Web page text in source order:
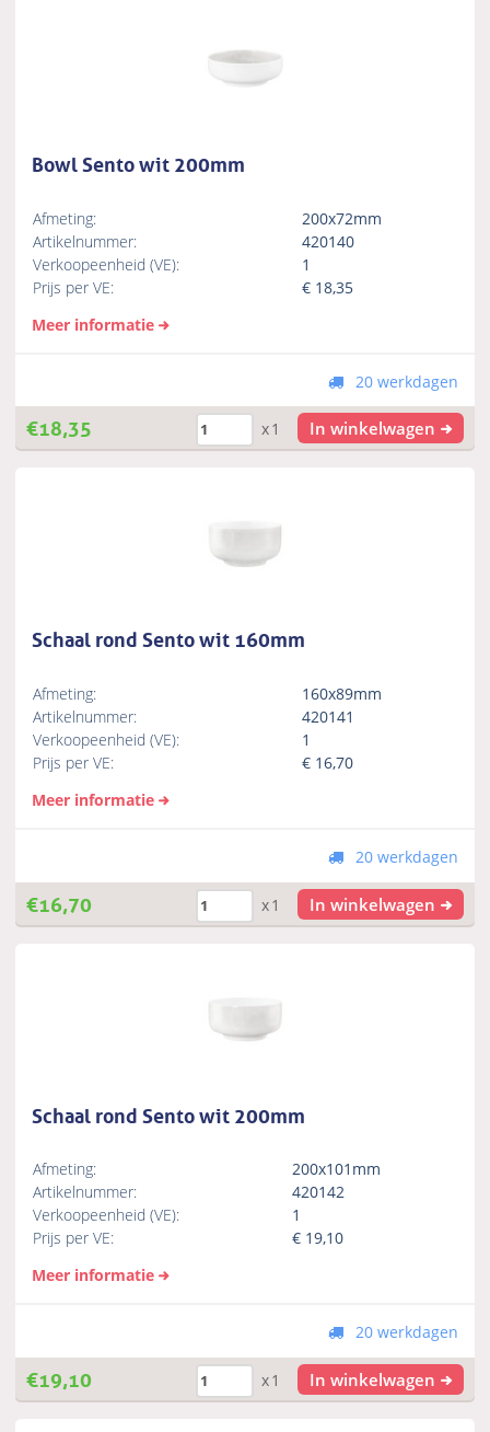
Bowl Sento wit 200mm
Afmeting:
200x72mm
Artikelnummer:
420140
Verkoopeenheid (VE):
1
Prijs per VE:
€ 18,35
Meer informatie
20 werkdagen
€18,35 x1 In winkelwagen
Schaal rond Sento wit 160mm
Afmeting:
160x89mm
Artikelnummer:
420141
Verkoopeenheid (VE):
1
Prijs per VE:
€ 16,70
Meer informatie
20 werkdagen
€16,70 x1 In winkelwagen
Schaal rond Sento wit 200mm
Afmeting:
200x101mm
Artikelnummer:
420142
Verkoopeenheid (VE):
1
Prijs per VE:
€ 19,10
Meer informatie
20 werkdagen
€19,10 x1 In winkelwagen